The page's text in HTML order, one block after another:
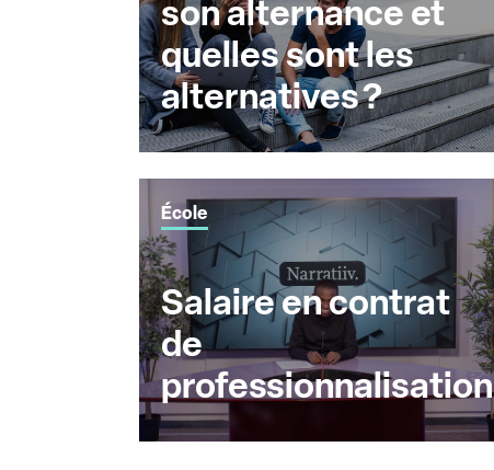
son alternance et
quelles sont les
alternatives ?
École
Salaire en contrat
de
professionnalisation